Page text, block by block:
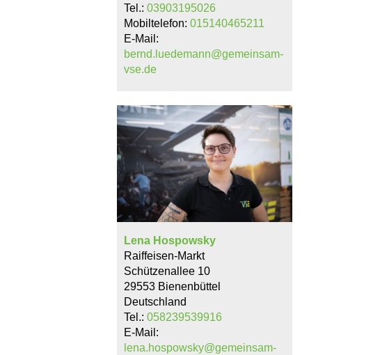
Tel.: 03903195026
Mobiltelefon: 015140465211
E-Mail:
bernd.luedemann@gemeinsam-
vse.de
Lena Hospowsky
Raiffeisen-Markt
Schützenallee 10
29553 Bienenbüttel
Deutschland
Tel.: 058239539916
E-Mail:
lena.hospowsky@gemeinsam-